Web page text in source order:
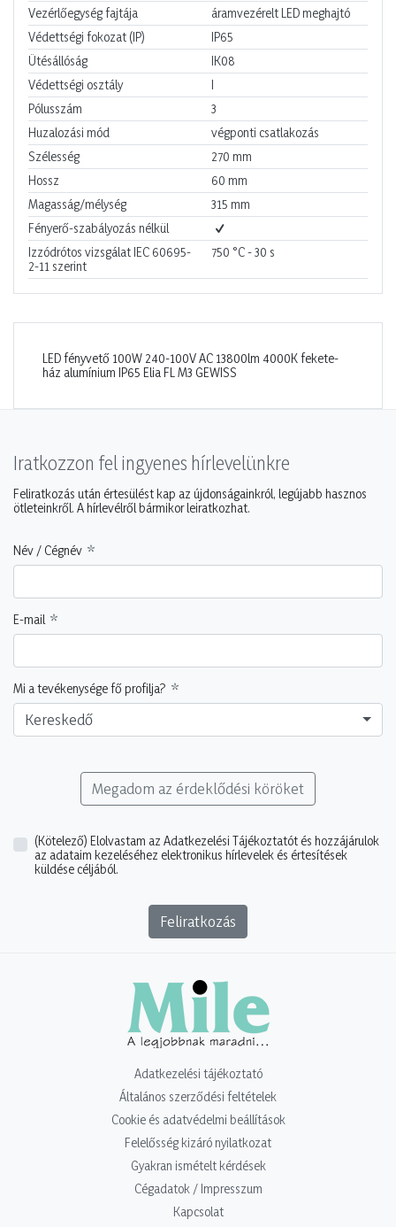
Vezérlőegység fajtája
áramvezérelt LED meghajtó
Védettségi fokozat (IP)
IP65
Ütésállóság
IK08
Védettségi osztály
I
Pólusszám
3
Huzalozási mód
végponti csatlakozás
Szélesség
270 mm
Hossz
60 mm
Magasság/mélység
315 mm
Fényerő-szabályozás nélkül
Izzódrótos vizsgálat IEC 60695-
2-11 szerint
750 °C - 30 s
LED fényvető 100W 240-100V AC 13800lm 4000K fekete-
ház alumínium IP65 Elia FL M3 GEWISS
Iratkozzon fel ingyenes hírlevelünkre
Feliratkozás után értesülést kap az újdonságainkról, legújabb hasznos
ötleteinkről. A hírlevélről bármikor leiratkozhat.
Név / Cégnév
E-mail
Mi a tevékenysége fő profilja?
Kereskedő
Megadom az érdeklődési köröket
(Kötelező) Elolvastam az Adatkezelési Tájékoztatót és hozzájárulok
az adataim kezeléséhez elektronikus hírlevelek és értesítések
küldése céljából.
Feliratkozás
Adatkezelési tájékoztató
Általános szerződési feltételek
Cookie és adatvédelmi beállítások
Felelősség kizáró nyilatkozat
Gyakran ismételt kérdések
Cégadatok / Impresszum
Kapcsolat